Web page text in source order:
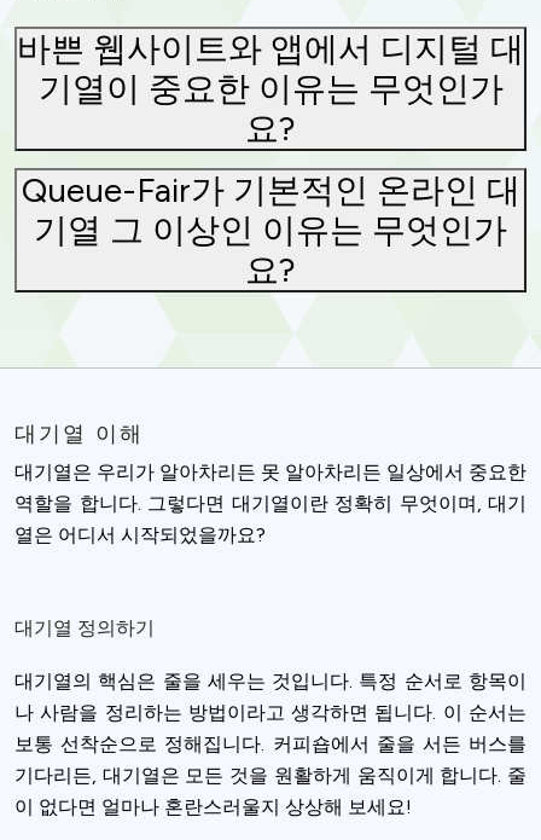
바쁜 웹사이트와 앱에서 디지털 대
기열이 중요한 이유는 무엇인가
요?
Queue-Fair가 기본적인 온라인 대
기열 그 이상인 이유는 무엇인가
요?
대기열 이해
대기열은 우리가 알아차리든 못 알아차리든 일상에서 중요한
역할을 합니다. 그렇다면 대기열이란 정확히 무엇이며, 대기
열은 어디서 시작되었을까요?
대기열 정의하기
대기열의 핵심은 줄을 세우는 것입니다. 특정 순서로 항목이
나 사람을 정리하는 방법이라고 생각하면 됩니다. 이 순서는
보통 선착순으로 정해집니다. 커피숍에서 줄을 서든 버스를
기다리든, 대기열은 모든 것을 원활하게 움직이게 합니다. 줄
이 없다면 얼마나 혼란스러울지 상상해 보세요!